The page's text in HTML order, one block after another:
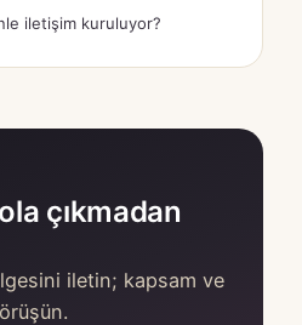
iletişim kuruluyor?
çıkmadan
iletin; kapsam ve